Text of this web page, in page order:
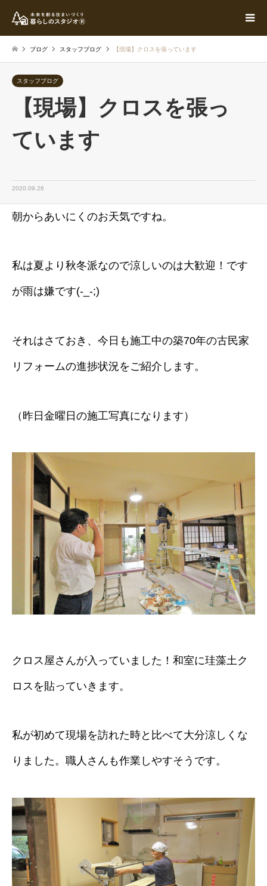
ブログ スタッフブログ 【現場】クロスを張っています
スタッフブログ
【現場】クロスを張っ
ています
2020.09.26
朝からあいにくのお天気ですね。
私は夏より秋冬派なので涼しいのは大歓迎！です
が雨は嫌です(-_-;)
それはさておき、今日も施工中の築70年の古民家
リフォームの進捗状況をご紹介します。
（昨日金曜日の施工写真になります）
クロス屋さんが入っていました！和室に珪藻土ク
ロスを貼っていきます。
私が初めて現場を訪れた時と比べて大分涼しくな
りました。職人さんも作業しやすそうです。